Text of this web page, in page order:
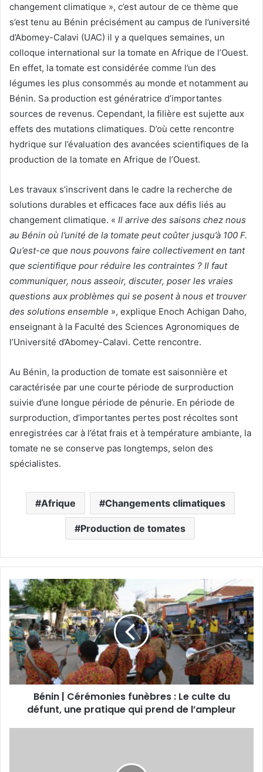
changement climatique », c’est autour de ce thème que
s’est tenu au Bénin précisément au campus de l’université
d’Abomey-Calavi (UAC) il y a quelques semaines, un
colloque international sur la tomate en Afrique de l’Ouest.
En effet, la tomate est considérée comme l’un des
légumes les plus consommés au monde et notamment au
Bénin. Sa production est génératrice d’importantes
sources de revenus. Cependant, la filière est sujette aux
effets des mutations climatiques. D’où cette rencontre
hydrique sur l’évaluation des avancées scientifiques de la
production de la tomate en Afrique de l’Ouest.
Les travaux s’inscrivent dans le cadre la recherche de
solutions durables et efficaces face aux défis liés au
changement climatique. « Il arrive des saisons chez nous
au Bénin où l’unité de la tomate peut coûter jusqu’à 100 F.
Qu’est-ce que nous pouvons faire collectivement en tant
que scientifique pour réduire les contraintes ? Il faut
communiquer, nous asseoir, discuter, poser les vraies
questions aux problèmes qui se posent à nous et trouver
des solutions ensemble », explique Enoch Achigan Daho,
enseignant à la Faculté des Sciences Agronomiques de
l’Université d’Abomey-Calavi. Cette rencontre.
Au Bénin, la production de tomate est saisonnière et
caractérisée par une courte période de surproduction
suivie d’une longue période de pénurie. En période de
surproduction, d’importantes pertes post récoltes sont
enregistrées car à l’état frais et à température ambiante, la
tomate ne se conserve pas longtemps, selon des
spécialistes.
Afrique Changements climatiques
Production de tomates
Bénin | Cérémonies funèbres : Le culte du
défunt, une pratique qui prend de l’ampleur